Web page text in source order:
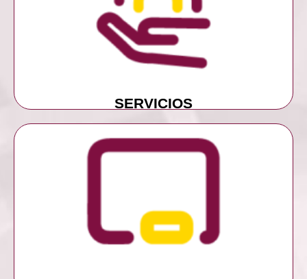
SERVICIOS
SERVICIOS
MÁS INFORMACIÓN
FORMACIÓN